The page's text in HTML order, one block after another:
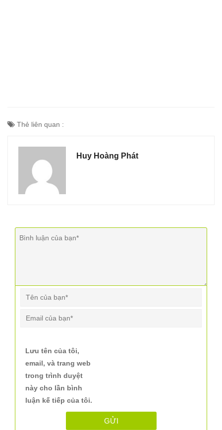
Thẻ liên quan :
Huy Hoàng Phát
Lưu tên của tôi,
email, và trang web
trong trình duyệt
này cho lần bình
luận kế tiếp của tôi.